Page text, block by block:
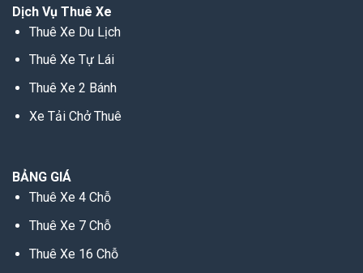
Dịch Vụ Thuê Xe
Thuê Xe Du Lịch
Thuê Xe Tự Lái
Thuê Xe 2 Bánh
Xe Tải Chở Thuê
BẢNG GIÁ
Thuê Xe 4 Chỗ
Thuê Xe 7 Chỗ
Thuê Xe 16 Chỗ